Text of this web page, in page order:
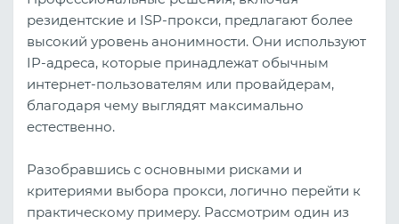
резидентские и ISP-прокси, предлагают более
высокий уровень анонимности. Они используют
IP-адреса, которые принадлежат обычным
интернет-пользователям или провайдерам,
благодаря чему выглядят максимально
естественно.
Разобравшись с основными рисками и
критериями выбора прокси, логично перейти к
практическому примеру. Рассмотрим один из